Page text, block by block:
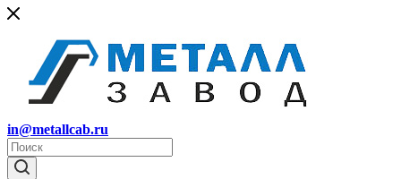
in@metallcab.ru